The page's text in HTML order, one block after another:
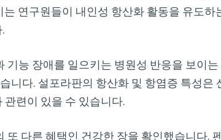
연구원들이 내인성 항산화 활동을 유도
기능 장애를 일으키는 병원성 반응을 보이
니다. 설포라판의 항산화 및 항염증 특성은
련이 있을 수 있습니다.
또 다른 혜택인 건강한 장을 확인했습니다.